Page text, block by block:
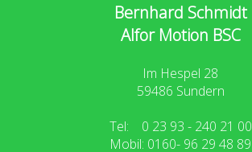
Bernhard Schmidt
Alfor Motion BSC
Im Hespel 28
59486 Sundern
Tel: 0 23 93 - 240 21 00
Mobil: 0160- 96 29 48 89